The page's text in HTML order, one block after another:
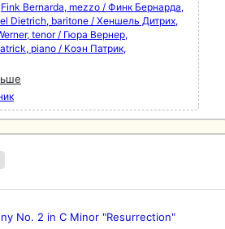
Fink Bernarda, mezzo / Финк Бернарда,
Dietrich, baritone / Хеншель Дитрих,
tenor / Гюра Вернер,
piano / Коэн Патрик,
No. 2 in C Minor "Resurrection"